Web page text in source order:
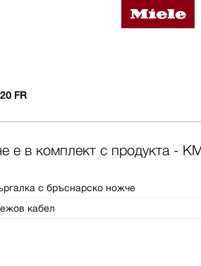
FR
е в комплект с продукта -
с бръснарско ножче
кабел